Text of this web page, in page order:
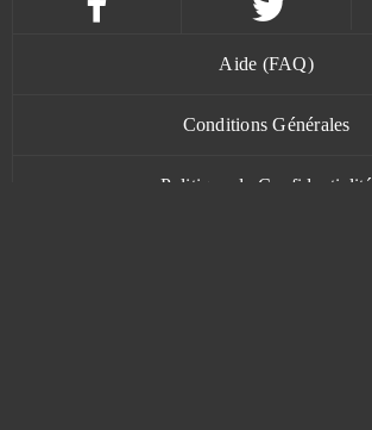
Aide (FAQ)
Conditions Générales
Politique de Confidentialité